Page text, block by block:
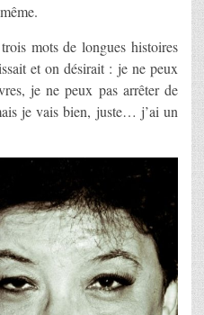
mots de longues histoires
et on désirait : je ne peux
je ne peux pas arrêter de
je vais bien, juste… j’ai un